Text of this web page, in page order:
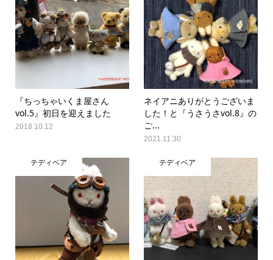
『ちっちゃいくま屋さん
vol.5』初日を迎えました
2018.10.12
ネイアニありがとうございま
した！と『うさうさvol.8』の
ご...
2021.11.30
テディベア テディベア